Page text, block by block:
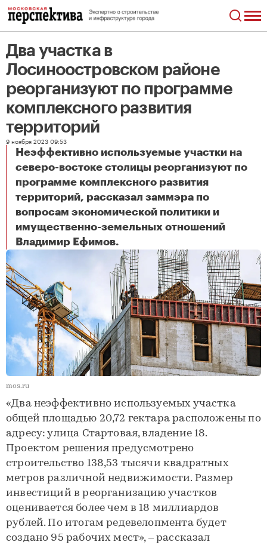
Два участка в
Лосиноостровском районе
реорганизуют по программе
комплексного развития
территорий
9 ноября 2023 09:53
Неэффективно используемые участки на
северо-востоке столицы реорганизуют по
программе комплексного развития
территорий, рассказал заммэра по
вопросам экономической политики и
имущественно-земельных отношений
Владимир Ефимов.
mos.ru
«Два неэффективно используемых участка
общей площадью 20,72 гектара расположены по
адресу: улица Стартовая, владение 18.
Проектом решения предусмотрено
строительство 138,53 тысячи квадратных
метров различной недвижимости. Размер
инвестиций в реорганизацию участков
оценивается более чем в 18 миллиардов
рублей. По итогам редевелопмента будет
создано 95 рабочих мест», – рассказал